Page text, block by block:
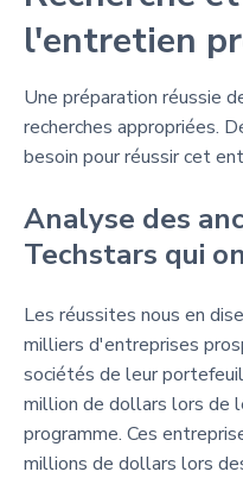
l'entretien
Une préparation réussie
recherches appropriées.
besoin pour réussir cet
Analyse des
Techstars qui
Les réussites nous en
milliers d'entreprises
sociétés de leur
million de dollars lors de
programme. Ces
millions de dollars lors